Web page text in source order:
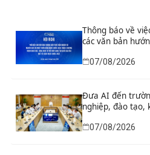
Thông báo về
các văn bản
nghiên cứu và
lược thuộc
07/08/2026
Đưa AI đến
nghiệp, đào tạo,
cầu
07/08/2026